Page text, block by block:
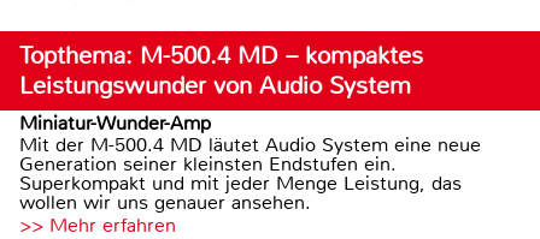
Topthema: M-500.4 MD – kompaktes
Leistungswunder von Audio System
Miniatur-Wunder-Amp
Mit der M-500.4 MD läutet Audio System eine neue
Generation seiner kleinsten Endstufen ein.
Superkompakt und mit jeder Menge Leistung, das
wollen wir uns genauer ansehen.
>> Mehr erfahren